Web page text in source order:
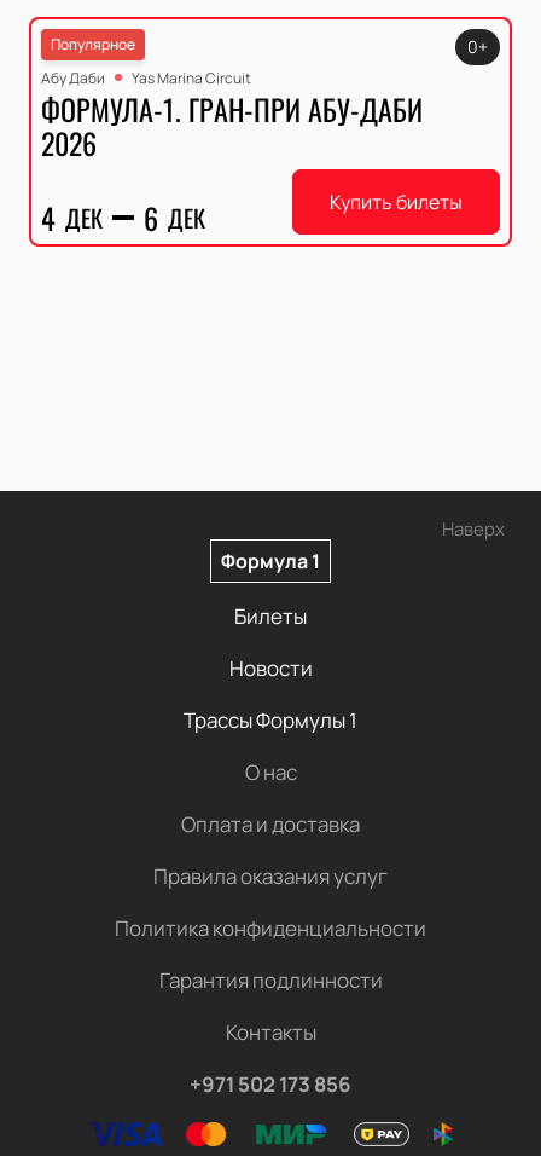
Популярное
Абу Даби
Yas Marina Circuit
ФОРМУЛА-1. ГРАН-ПРИ АБУ-ДАБИ
2026
4 ДЕК 6 ДЕК
0+
Купить билеты
Наверх
Формула 1
Билеты
Новости
Трассы Формулы 1
О нас
Оплата и доставка
Правила оказания услуг
Политика конфиденциальности
Гарантия подлинности
Контакты
+971 502 173 856